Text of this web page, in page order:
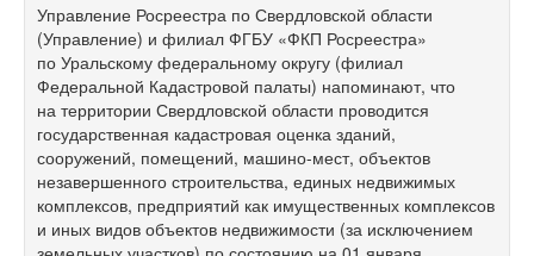
Управление Росреестра по Свердловской области
(Управление) и филиал ФГБУ «ФКП Росреестра»
по Уральскому федеральному округу (филиал
Федеральной Кадастровой палаты) напоминают, что
на территории Свердловской области проводится
государственная кадастровая оценка зданий,
сооружений, помещений, машино-мест, объектов
незавершенного строительства, единых недвижимых
комплексов, предприятий как имущественных комплексов
и иных видов объектов недвижимости (за исключением